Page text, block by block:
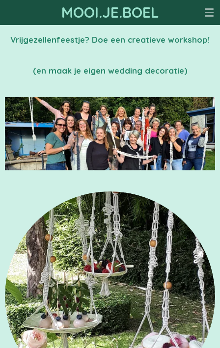
direct
naar
MOOI.JE.BOEL
Vrijgezellenfeestje? Doe een creatieve workshop!
(en maak je eigen wedding decoratie)